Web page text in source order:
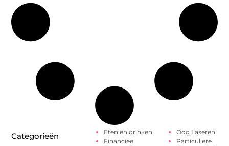
Categorieën
Eten en drinken
Financieel
Oog Laseren
Particuliere